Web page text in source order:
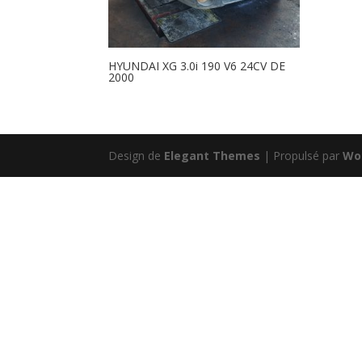
HYUNDAI XG 3.0i 190 V6 24CV DE
2000
Design de Elegant Themes | Propulsé par